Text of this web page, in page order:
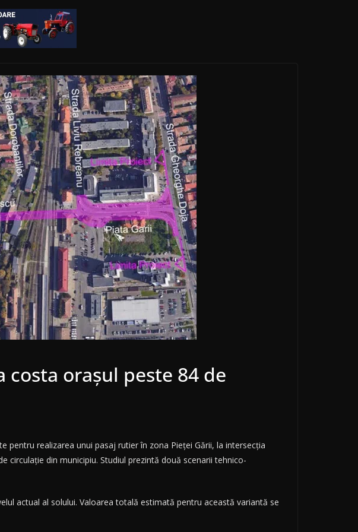
costa orașul peste 84 de
realizarea unui pasaj rutier în zona Pieței Gării, la intersecția
din municipiu. Studiul prezintă două scenarii tehnico-
actual al solului. Valoarea totală estimată pentru această variantă se